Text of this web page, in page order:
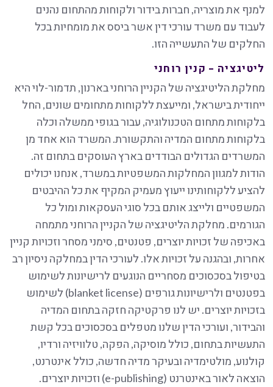
למנף את מוצריה, חברות בידור ולקוחות מהתחום נהנים
לעבוד עם משרד עורכי דין אשר ביסס את מומחיות בכל
החלקים של התעשייה הזו.
ליטיגציה – קנין רוחני
מחלקת הליטיגציה של הקניין הרוחני בארנון, תדמור-לוי היא
ייחודית בישראל, ומייעצת ללקוחות מתחומים שונים, החל
בלקוחות מתחום הטכנולוגיה, עבור בגופי ממשלה וכלה
בלקוחות מתחום המדיה והתקשורת. המשרד הוא אחד מן
המשרדים הגדולים הבודדים בארץ העוסקים בתחום זה.
הודות למגוון המחלקות המשפטיות במשרד, אנחנו יכולים
להציע ללקוחותינו ייעוץ מעמיק המקיף את כל ההיבטים
המשפטיים ולייצג אותם בכל סוגי העסקאות ומול כל
הגורמים. מחלקת הליטיגציה של הקניין הרוחני מתמחה
באכיפה של זכויות יוצרים, פטנטים, סימני מסחר וזכויות קניין
אחרות, ובהגנה על זכויות אלו. לעורכי הדין במחלקה ניסיון רב
בטיפול בסכסוכים מסחריים הנוגעים לרישיונות לשימוש
בפטנטים ולרישיונות גורפים (blanket license) לשימוש
בזכויות יוצרים. יש לנו פרקטיקה חזקה בתחום המדיה
והבידור, ועורכי הדין שלנו מטפלים בסכסוכים בכל קשת
התעשיות בתחום, כולל מוסיקה, הפקה, טלוויזיה ורדיו,
קולנוע, מולטימדיה ובעיקר מדיה חדשה, כולל אינטרנט,
הוצאה לאור באינטרנט (e-publishing) וזכויות יוצרים.